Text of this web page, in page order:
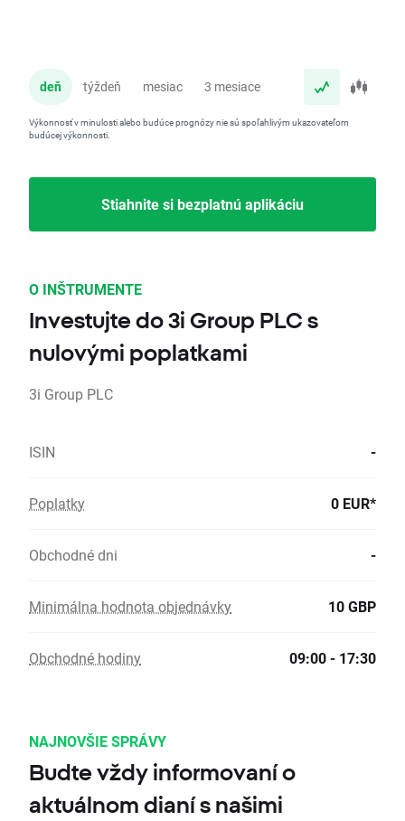
deň týždeň mesiac 3 mesiace
Výkonnosť v minulosti alebo budúce prognózy nie sú spoľahlivým ukazovateľom
budúcej výkonnosti.
Stiahnite si bezplatnú aplikáciu
O INŠTRUMENTE
Investujte do 3i Group PLC s
nulovými poplatkami
3i Group PLC
ISIN -
Poplatky 0 EUR*
Obchodné dni -
Minimálna hodnota objednávky 10 GBP
Obchodné hodiny 09:00 - 17:30
NAJNOVŠIE SPRÁVY
Budte vždy informovaní o
aktuálnom dianí s našimi